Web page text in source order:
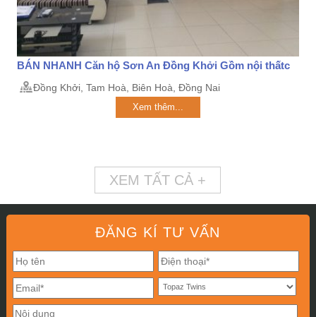
BÁN NHANH Căn hộ Sơn An Đồng Khởi Gồm nội thấtc
Đồng Khởi, Tam Hoà, Biên Hoà, Đồng Nai
Xem thêm...
XEM TẤT CẢ +
ĐĂNG KÍ TƯ VẤN